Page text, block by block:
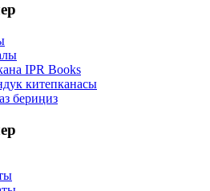
IPR Books
китепканасы
бериңиз